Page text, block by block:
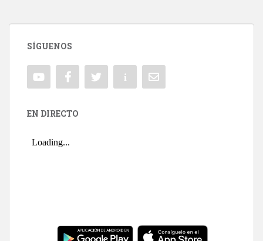
SÍGUENOS
EN DIRECTO